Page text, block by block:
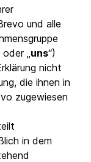
und alle
oder „uns“)
nicht
die ihnen in
zugewiesen
in dem